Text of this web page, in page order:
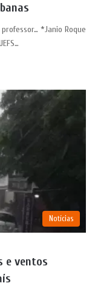
*Janio Roque
Notícias
e ventos